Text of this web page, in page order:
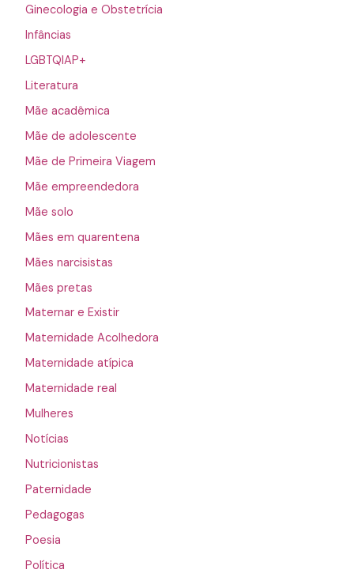
Ginecologia e Obstetrícia
Infâncias
LGBTQIAP+
Literatura
Mãe acadêmica
Mãe de adolescente
Mãe de Primeira Viagem
Mãe empreendedora
Mãe solo
Mães em quarentena
Mães narcisistas
Mães pretas
Maternar e Existir
Maternidade Acolhedora
Maternidade atípica
Maternidade real
Mulheres
Notícias
Nutricionistas
Paternidade
Pedagogas
Poesia
Política